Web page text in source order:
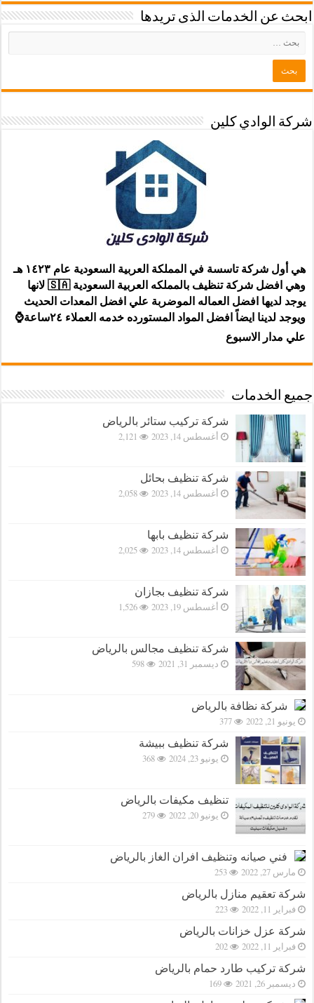
ابحث عن الخدمات الذى تريدها
شركة الوادي كلين
هي أول شركة تاسسة في المملكة العربية السعودية عام ١٤٢٣ هـ
وهي افضل شركة تنظيف بالمملكه العربية السعودية 🇸🇦 لانها
يوجد لديها افضل العماله الموضربة علي افضل المعدات الحديث
ويوجد لدينا ايضاً افضل المواد المستورده خدمه العملاء ٢٤ساعة⌚
علي مدار الاسبوع
جميع الخدمات
شركة تركيب ستائر بالرياض
أغسطس 14, 2023 2,121
شركة تنظيف بحائل
أغسطس 14, 2023 2,058
شركة تنظيف بابها
أغسطس 14, 2023 2,025
شركة تنظيف بجازان
أغسطس 19, 2023 1,526
شركة تنظيف مجالس بالرياض
ديسمبر 31, 2021 598
شركة نظافة بالرياض
يونيو 21, 2022 377
شركة تنظيف ببيشة
يونيو 23, 2024 368
تنظيف مكيفات بالرياض
يونيو 20, 2022 279
فني صيانه وتنظيف افران الغاز بالرياض
مارس 27, 2022 253
شركة تعقيم منازل بالرياض
فبراير 11, 2022 223
شركة عزل خزانات بالرياض
فبراير 11, 2022 202
شركة تركيب طارد حمام بالرياض
ديسمبر 26, 2021 169